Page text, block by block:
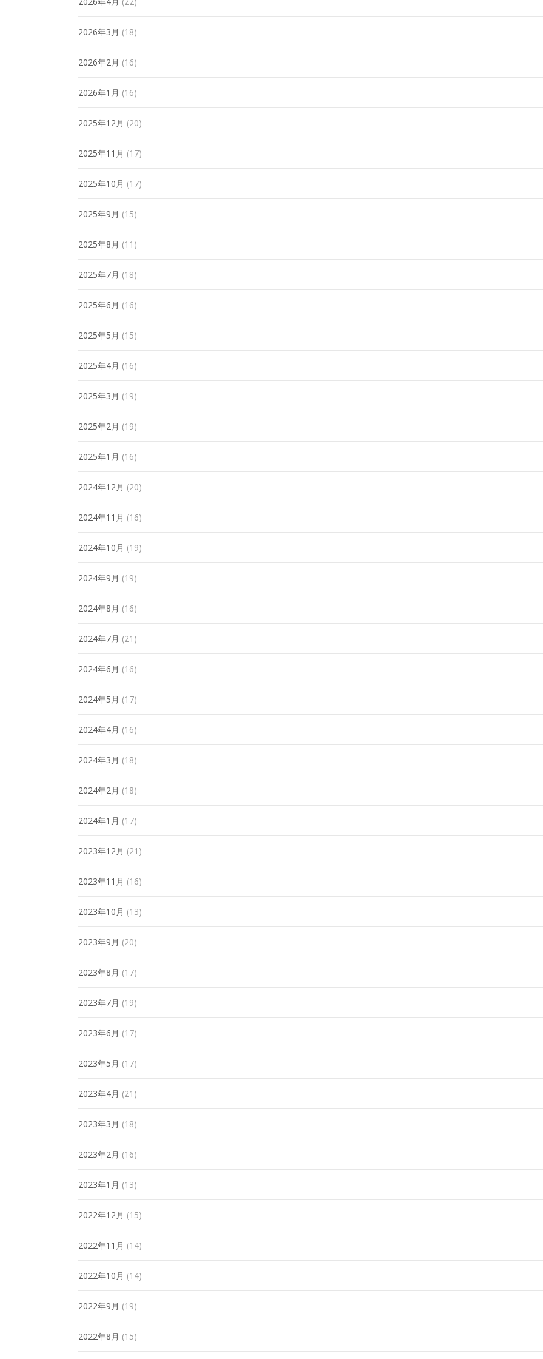
2026年3月 (18)
2026年2月 (16)
2026年1月 (16)
2025年12月 (20)
2025年11月 (17)
2025年10月 (17)
2025年9月 (15)
2025年8月 (11)
2025年7月 (18)
2025年6月 (16)
2025年5月 (15)
2025年4月 (16)
2025年3月 (19)
2025年2月 (19)
2025年1月 (16)
2024年12月 (20)
2024年11月 (16)
2024年10月 (19)
2024年9月 (19)
2024年8月 (16)
2024年7月 (21)
2024年6月 (16)
2024年5月 (17)
2024年4月 (16)
2024年3月 (18)
2024年2月 (18)
2024年1月 (17)
2023年12月 (21)
2023年11月 (16)
2023年10月 (13)
2023年9月 (20)
2023年8月 (17)
2023年7月 (19)
2023年6月 (17)
2023年5月 (17)
2023年4月 (21)
2023年3月 (18)
2023年2月 (16)
2023年1月 (13)
2022年12月 (15)
2022年11月 (14)
2022年10月 (14)
2022年9月 (19)
2022年8月 (15)